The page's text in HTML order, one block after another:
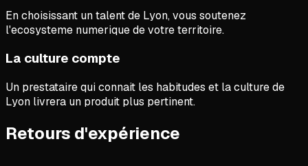
En choisissant un talent de Lyon, vous soutenez
l'ecosysteme numerique de votre territoire.
La culture compte
Un prestataire qui connait les habitudes et la culture de
Lyon livrera un produit plus pertinent.
Retours d'expérience